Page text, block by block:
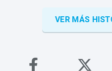
VER MÁS